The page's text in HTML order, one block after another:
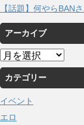
【話題】何やらBAN
アーカイブ
ア
ー
カ
イ
ブ
カテゴリー
イベント
エロ